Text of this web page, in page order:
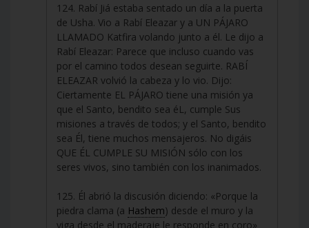
124. Rabí Jiá estaba sentado un día a la puerta
de Usha. Vio a Rabí Eleazar y a UN PÁJARO
LLAMADO Katfira volando junto a él. Le dijo a
Rabí Eleazar: Parece que incluso cuando vas
por el camino todos desean seguirte. RABÍ
ELEAZAR volvió la cabeza y lo vio. Dijo:
Ciertamente EL PÁJARO tiene una misión ya
que el Santo, bendito sea éL, cumple Sus
misiones a través de todos; y el Santo, bendito
sea Él, tiene muchos mensajeros. No digáis
QUE ÉL CUMPLE SU MISIÓN sólo con los
seres vivos, sino también con los inanimados.
125. Él abrió la discusión diciendo: «Porque la
piedra clama (a Hashem) desde el muro y la
viga desde el maderaje le responde en coro»